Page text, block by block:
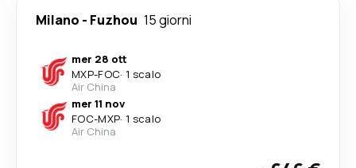
Milano - Fuzhou 15 giorni
mer 28 ott
MXP-FOC· 1 scalo
Air China
mer 11 nov
FOC-MXP· 1 scalo
Air China